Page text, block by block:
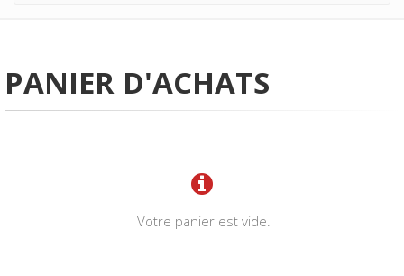
PANIER D'ACHATS
Votre panier est vide.